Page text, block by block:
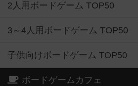
2人用ボードゲーム TOP50
3～4人用ボードゲーム TOP50
子供向けボードゲーム TOP50
ボードゲームカフェ